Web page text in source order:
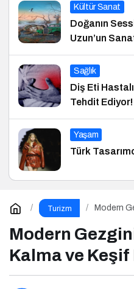
Kültür Sanat
Doğanın
Uzun’un
Sağlık
Diş Eti
Tehdit Ediyor!
Yaşam
Türk
Turizm
Modern
Modern
Kalma ve Keşif